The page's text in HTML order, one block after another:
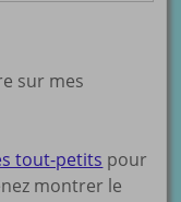
sur mes
tout-petits pour
montrer le